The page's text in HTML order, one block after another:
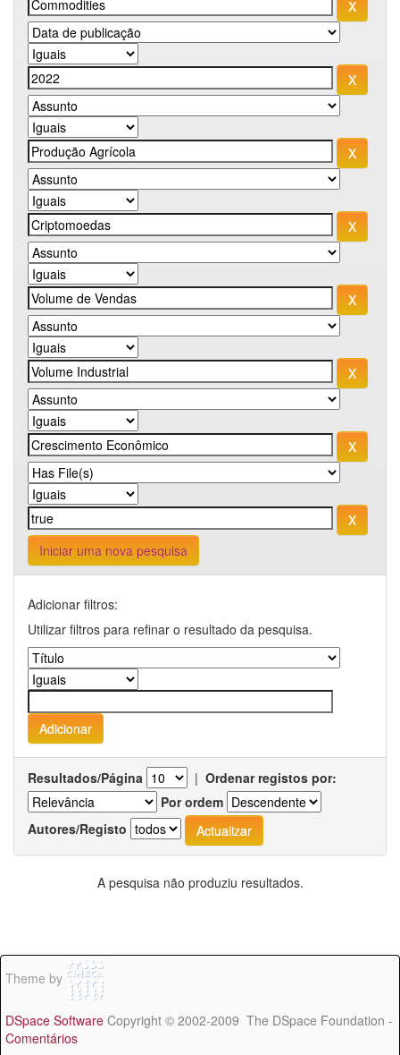
Iniciar uma nova pesquisa
Adicionar filtros:
Utilizar filtros para refinar o resultado da pesquisa.
Resultados/Página | Ordenar registos por:
Por ordem
Autores/Registo
A pesquisa não produziu resultados.
Theme by
DSpace Software Copyright © 2002-2009 The DSpace Foundation -
Comentários